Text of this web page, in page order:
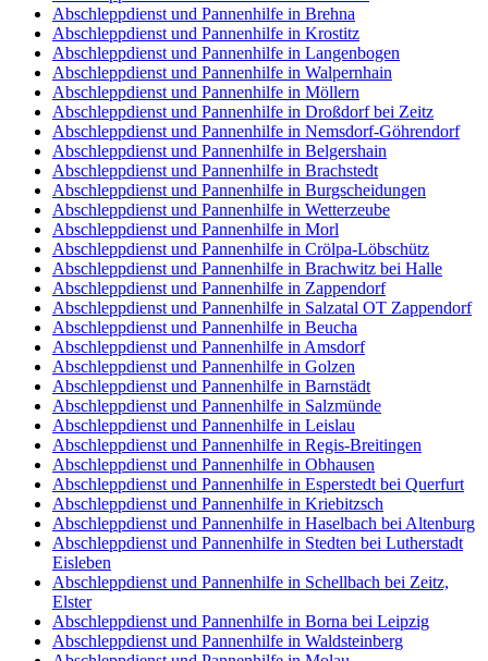
Abschleppdienst und Pannenhilfe in Brehna
Abschleppdienst und Pannenhilfe in Krostitz
Abschleppdienst und Pannenhilfe in Langenbogen
Abschleppdienst und Pannenhilfe in Walpernhain
Abschleppdienst und Pannenhilfe in Möllern
Abschleppdienst und Pannenhilfe in Droßdorf bei Zeitz
Abschleppdienst und Pannenhilfe in Nemsdorf-Göhrendorf
Abschleppdienst und Pannenhilfe in Belgershain
Abschleppdienst und Pannenhilfe in Brachstedt
Abschleppdienst und Pannenhilfe in Burgscheidungen
Abschleppdienst und Pannenhilfe in Wetterzeube
Abschleppdienst und Pannenhilfe in Morl
Abschleppdienst und Pannenhilfe in Crölpa-Löbschütz
Abschleppdienst und Pannenhilfe in Brachwitz bei Halle
Abschleppdienst und Pannenhilfe in Zappendorf
Abschleppdienst und Pannenhilfe in Salzatal OT Zappendorf
Abschleppdienst und Pannenhilfe in Beucha
Abschleppdienst und Pannenhilfe in Amsdorf
Abschleppdienst und Pannenhilfe in Golzen
Abschleppdienst und Pannenhilfe in Barnstädt
Abschleppdienst und Pannenhilfe in Salzmünde
Abschleppdienst und Pannenhilfe in Leislau
Abschleppdienst und Pannenhilfe in Regis-Breitingen
Abschleppdienst und Pannenhilfe in Obhausen
Abschleppdienst und Pannenhilfe in Esperstedt bei Querfurt
Abschleppdienst und Pannenhilfe in Kriebitzsch
Abschleppdienst und Pannenhilfe in Haselbach bei Altenburg
Abschleppdienst und Pannenhilfe in Stedten bei Lutherstadt
Eisleben
Abschleppdienst und Pannenhilfe in Schellbach bei Zeitz,
Elster
Abschleppdienst und Pannenhilfe in Borna bei Leipzig
Abschleppdienst und Pannenhilfe in Waldsteinberg